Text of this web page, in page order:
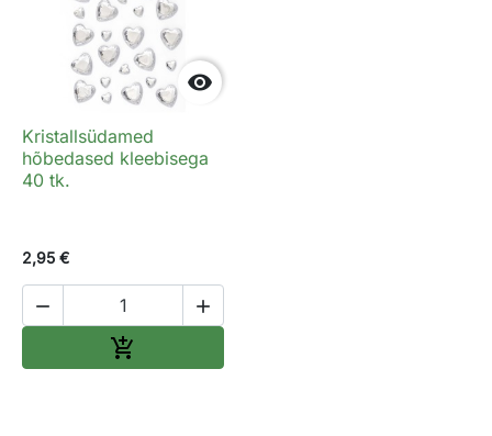

Kristallsüdamed
hõbedased kleebisega
40 tk.
2,95 €
 
